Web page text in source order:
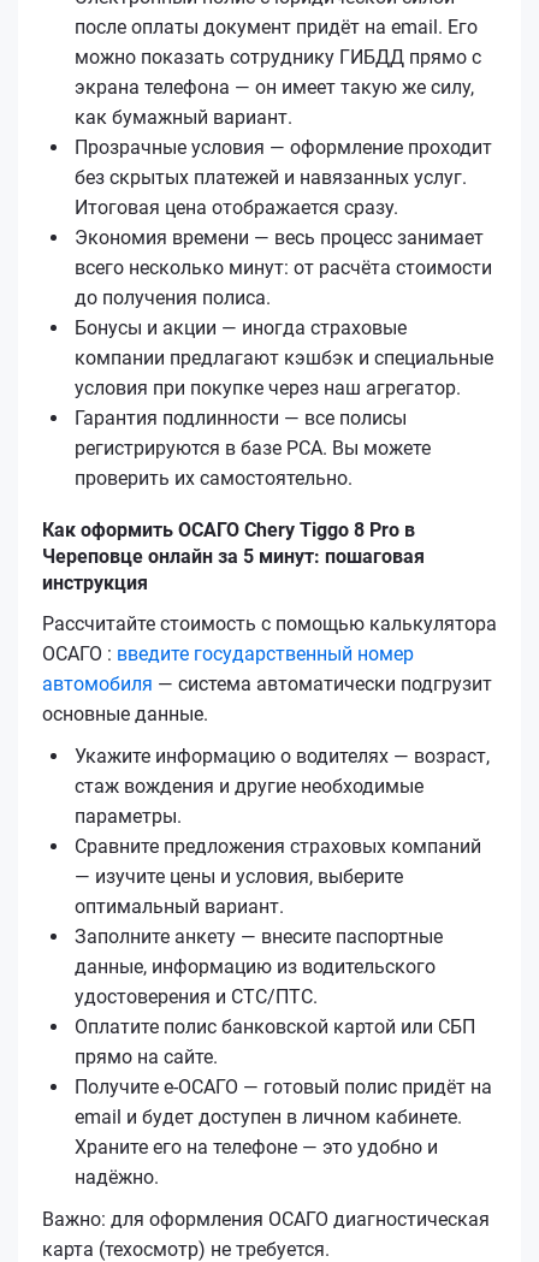
после оплаты документ придёт на email. Его
можно показать сотруднику ГИБДД прямо с
экрана телефона — он имеет такую же силу,
как бумажный вариант.
Прозрачные условия — оформление проходит
без скрытых платежей и навязанных услуг.
Итоговая цена отображается сразу.
Экономия времени — весь процесс занимает
всего несколько минут: от расчёта стоимости
до получения полиса.
Бонусы и акции — иногда страховые
компании предлагают кэшбэк и специальные
условия при покупке через наш агрегатор.
Гарантия подлинности — все полисы
регистрируются в базе РСА. Вы можете
проверить их самостоятельно.
Как оформить ОСАГО Chery Tiggo 8 Pro в
Череповце онлайн за 5 минут: пошаговая
инструкция
Рассчитайте стоимость с помощью калькулятора
ОСАГО : введите государственный номер
автомобиля — система автоматически подгрузит
основные данные.
Укажите информацию о водителях — возраст,
стаж вождения и другие необходимые
параметры.
Сравните предложения страховых компаний
— изучите цены и условия, выберите
оптимальный вариант.
Заполните анкету — внесите паспортные
данные, информацию из водительского
удостоверения и СТС/ПТС.
Оплатите полис банковской картой или СБП
прямо на сайте.
Получите е‑ОСАГО — готовый полис придёт на
email и будет доступен в личном кабинете.
Храните его на телефоне — это удобно и
надёжно.
Важно: для оформления ОСАГО диагностическая
карта (техосмотр) не требуется.